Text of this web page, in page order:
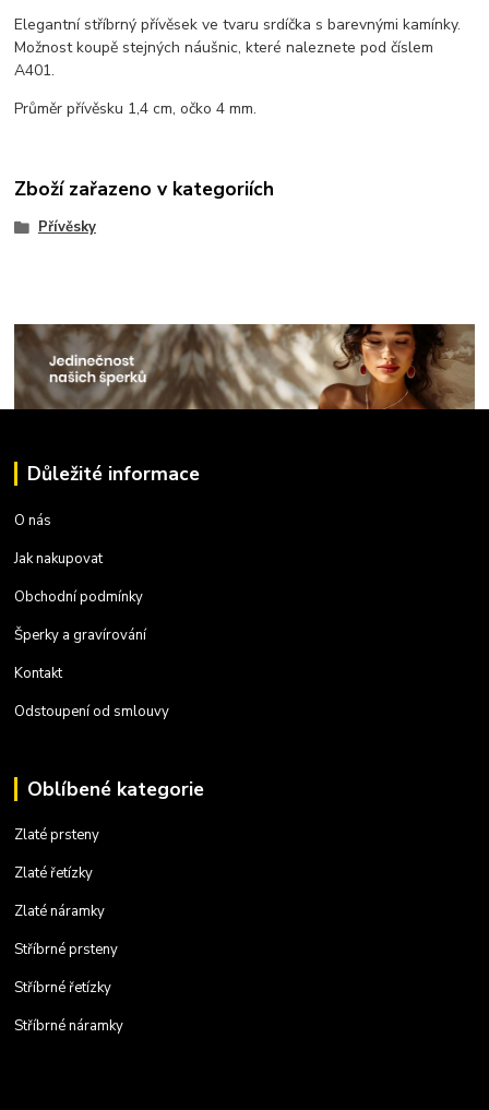
Elegantní stříbrný přívěsek ve tvaru srdíčka s barevnými kamínky.
Možnost koupě stejných náušnic, které naleznete pod číslem
A401.
Průměr přívěsku 1,4 cm, očko 4 mm.
Zboží zařazeno v kategoriích
Přívěsky
Důležité informace
O nás
Jak nakupovat
Obchodní podmínky
Šperky a gravírování
Kontakt
Odstoupení od smlouvy
Oblíbené kategorie
Zlaté prsteny
Zlaté řetízky
Zlaté náramky
Stříbrné prsteny
Stříbrné řetízky
Stříbrné náramky